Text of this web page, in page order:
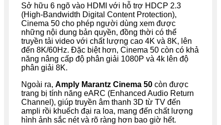
Sở hữu 6 ngõ vào HDMI với hỗ trợ HDCP 2.3
(High-Bandwidth Digital Content Protection),
Cinema 50 cho phép người dùng xem được
những nội dung bản quyền, đồng thời có thể
truyền tải video với chất lượng cao 4K và 8K, lên
đến 8K/60Hz. Đặc biệt hơn, Cinema 50 còn có khả
năng nâng cấp độ phân giải 1080P và 4k lên độ
phân giải 8K.
Ngoài ra, Amply Marantz Cinema 50 còn được
trang bị tính năng eARC (Enhanced Audio Return
Channel), giúp truyền âm thanh 3D từ TV đến
ampli rồi khuếch đại ra loa, mang đến chất lượng
hình ảnh sắc nét và rõ ràng hơn bao giờ hết.